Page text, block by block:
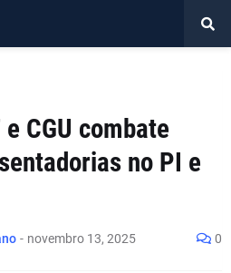
CGU combate
no PI e
- novembro 13, 2025 0